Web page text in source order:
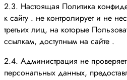
2.3. Настоящая Политика
к сайту . не контролирует и не
третьих лиц, на которые
ссылкам, доступным на сайте .
2.4. Администрация не проверяет
персональных данных,